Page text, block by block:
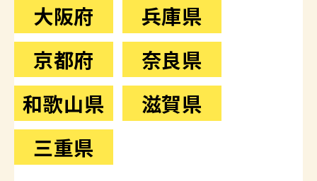
大阪府
兵庫県
京都府
奈良県
和歌山県
滋賀県
三重県